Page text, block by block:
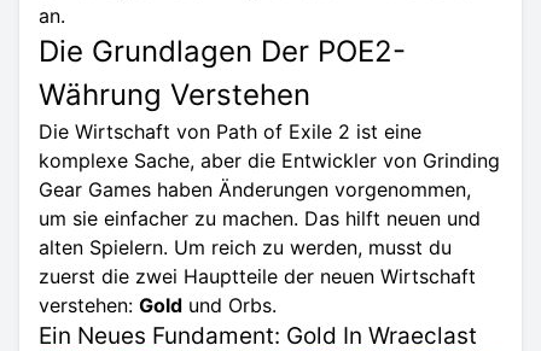
an.
Die Grundlagen Der POE2-
Währung Verstehen
Die Wirtschaft von Path of Exile 2 ist eine
komplexe Sache, aber die Entwickler von Grinding
Gear Games haben Änderungen vorgenommen,
um sie einfacher zu machen. Das hilft neuen und
alten Spielern. Um reich zu werden, musst du
zuerst die zwei Hauptteile der neuen Wirtschaft
verstehen: Gold und Orbs.
Ein Neues Fundament: Gold In Wraeclast